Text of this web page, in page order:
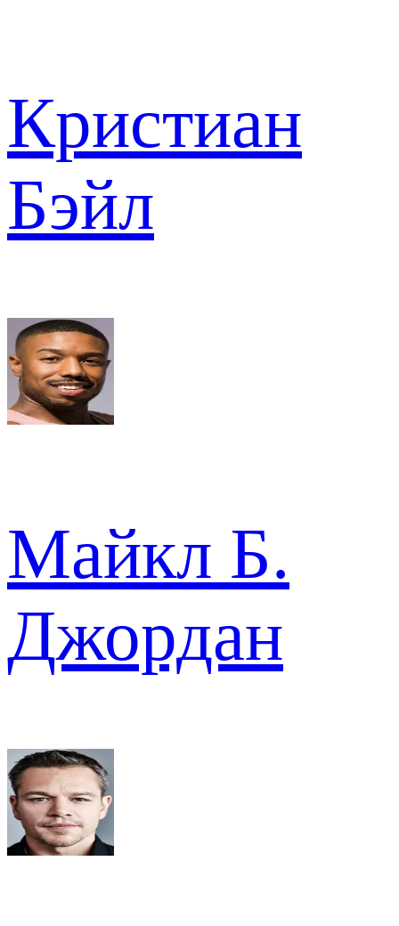
Кристиан
Бэйл
Майкл Б.
Джордан